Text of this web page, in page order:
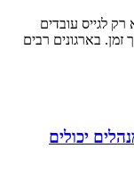
לגייס עובדים
בארגונים רבים
יכולים